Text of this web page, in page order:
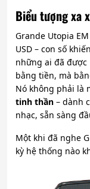
Biểu tượng xa
Grande Utopia
USD – con số
những ai đã được
bằng tiền, mà
Nó không phải là
tinh thần – dành
nhạc, sẵn sàng
Một khi đã nghe
kỳ hệ thống nào